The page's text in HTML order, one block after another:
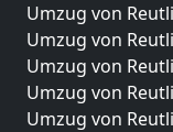
Umzug von
Umzug von
Umzug von
Umzug von
Umzug von